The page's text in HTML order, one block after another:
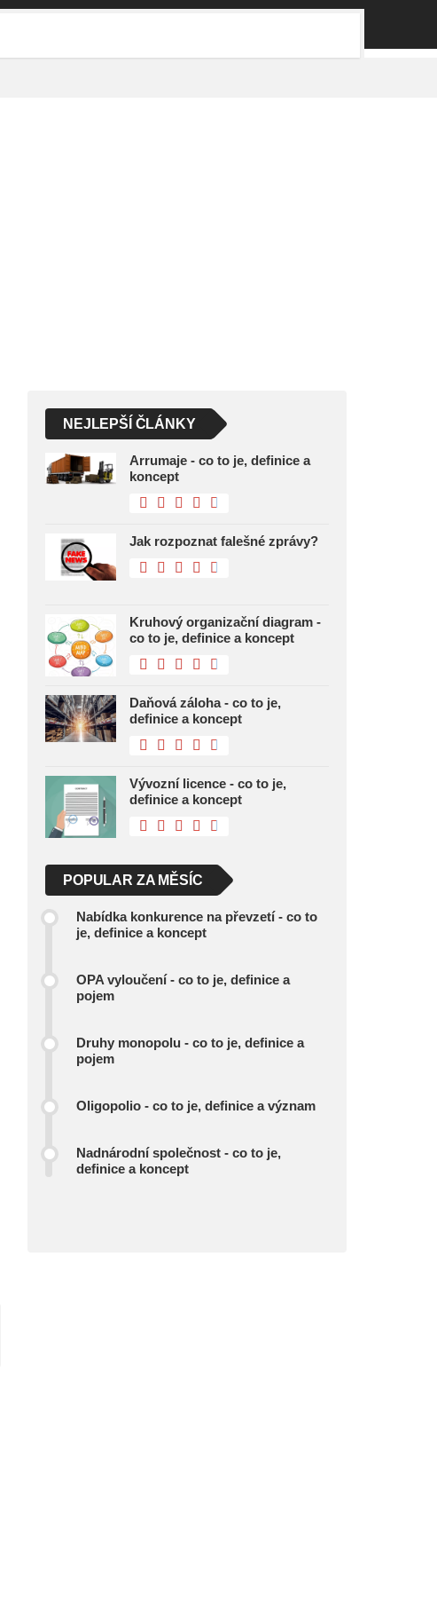
NEJLEPŠÍ ČLÁNKY
Arrumaje - co to je, definice a
koncept
Jak rozpoznat falešné zprávy?
Kruhový organizační diagram -
co to je, definice a koncept
Daňová záloha - co to je,
definice a koncept
Vývozní licence - co to je,
definice a koncept
POPULAR ZA MĚSÍC
Nabídka konkurence na převzetí - co to
je, definice a koncept
OPA vyloučení - co to je, definice a
pojem
Druhy monopolu - co to je, definice a
pojem
Oligopolio - co to je, definice a význam
Nadnárodní společnost - co to je,
definice a koncept